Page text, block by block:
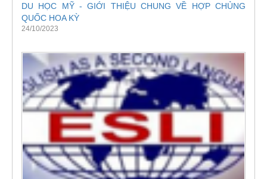
DU HỌC MỸ - GIỚI THIỆU CHUNG VỀ HỢP CHỦNG
QUỐC HOA KỲ
24/10/2023